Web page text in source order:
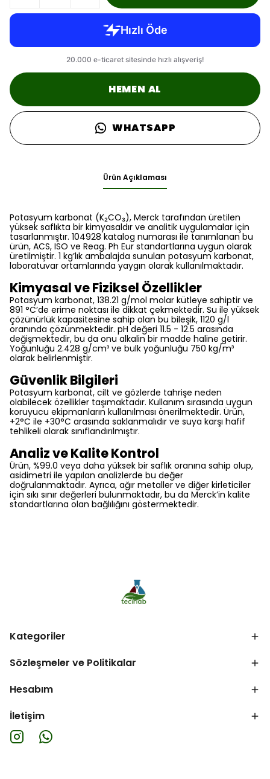
HEMEN AL
WHATSAPP
Ürün Açıklaması
Potasyum karbonat (K₂CO₃), Merck tarafından üretilen
yüksek saflıkta bir kimyasaldır ve analitik uygulamalar için
tasarlanmıştır. 104928 katalog numarası ile tanımlanan bu
ürün, ACS, ISO ve Reag. Ph Eur standartlarına uygun olarak
üretilmiştir. 1 kg’lık ambalajda sunulan potasyum karbonat,
laboratuvar ortamlarında yaygın olarak kullanılmaktadır.
Kimyasal ve Fiziksel Özellikler
Potasyum karbonat, 138.21 g/mol molar kütleye sahiptir ve
891 °C’de erime noktası ile dikkat çekmektedir. Su ile yüksek
çözünürlük kapasitesine sahip olan bu bileşik, 1120 g/l
oranında çözünmektedir. pH değeri 11.5 - 12.5 arasında
değişmektedir, bu da onu alkalin bir madde haline getirir.
Yoğunluğu 2.428 g/cm³ ve bulk yoğunluğu 750 kg/m³
olarak belirlenmiştir.
Güvenlik Bilgileri
Potasyum karbonat, cilt ve gözlerde tahrişe neden
olabilecek özellikler taşımaktadır. Kullanım sırasında uygun
koruyucu ekipmanların kullanılması önerilmektedir. Ürün,
+2°C ile +30°C arasında saklanmalıdır ve suya karşı hafif
tehlikeli olarak sınıflandırılmıştır.
Analiz ve Kalite Kontrol
Ürün, %99.0 veya daha yüksek bir saflık oranına sahip olup,
asidimetri ile yapılan analizlerde bu değer
doğrulanmaktadır. Ayrıca, ağır metaller ve diğer kirleticiler
için sıkı sınır değerleri bulunmaktadır, bu da Merck’in kalite
standartlarına olan bağlılığını göstermektedir.
Kategoriler
Sözleşmeler ve Politikalar
Hesabım
İletişim